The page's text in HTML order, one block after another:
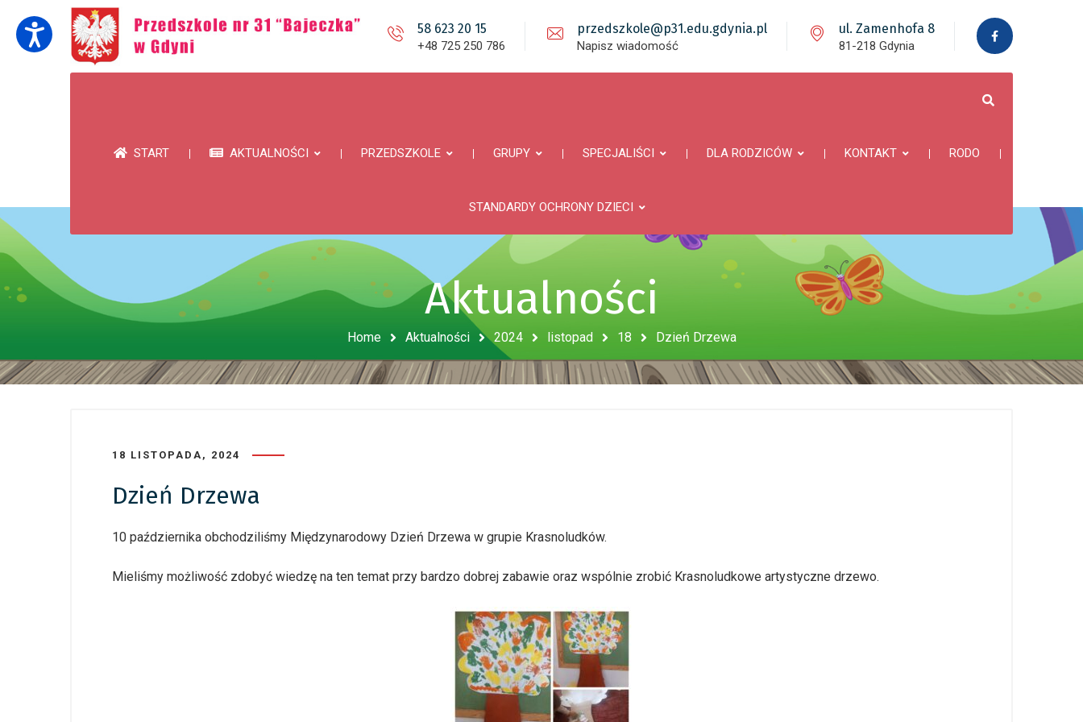
58 623 20 15
+48 725 250 786
przedszkole@p31.edu.gdynia.pl
Napisz wiadomość
ul. Zamenhofa 8
81-218 Gdynia
START AKTUALNOŚCI PRZEDSZKOLE GRUPY SPECJALIŚCI DLA RODZICÓW KONTAKT RODO
STANDARDY OCHRONY DZIECI
Aktualności
Home Aktualności 2024 listopad 18 Dzień Drzewa
18 LISTOPADA, 2024
Dzień Drzewa
10 października obchodziliśmy Międzynarodowy Dzień Drzewa w grupie Krasnoludków.
Mieliśmy możliwość zdobyć wiedzę na ten temat przy bardzo dobrej zabawie oraz wspólnie zrobić Krasnoludkowe artystyczne drzewo.